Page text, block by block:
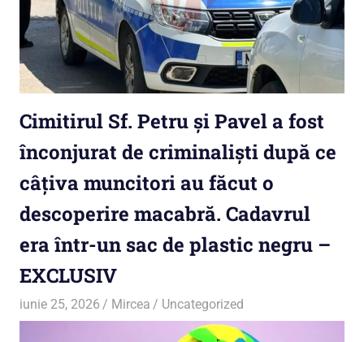
Cimitirul Sf. Petru și Pavel a fost
înconjurat de criminaliști după ce
câțiva muncitori au făcut o
descoperire macabră. Cadavrul
era într-un sac de plastic negru –
EXCLUSIV
iunie 25, 2026 Mircea Uncategorized